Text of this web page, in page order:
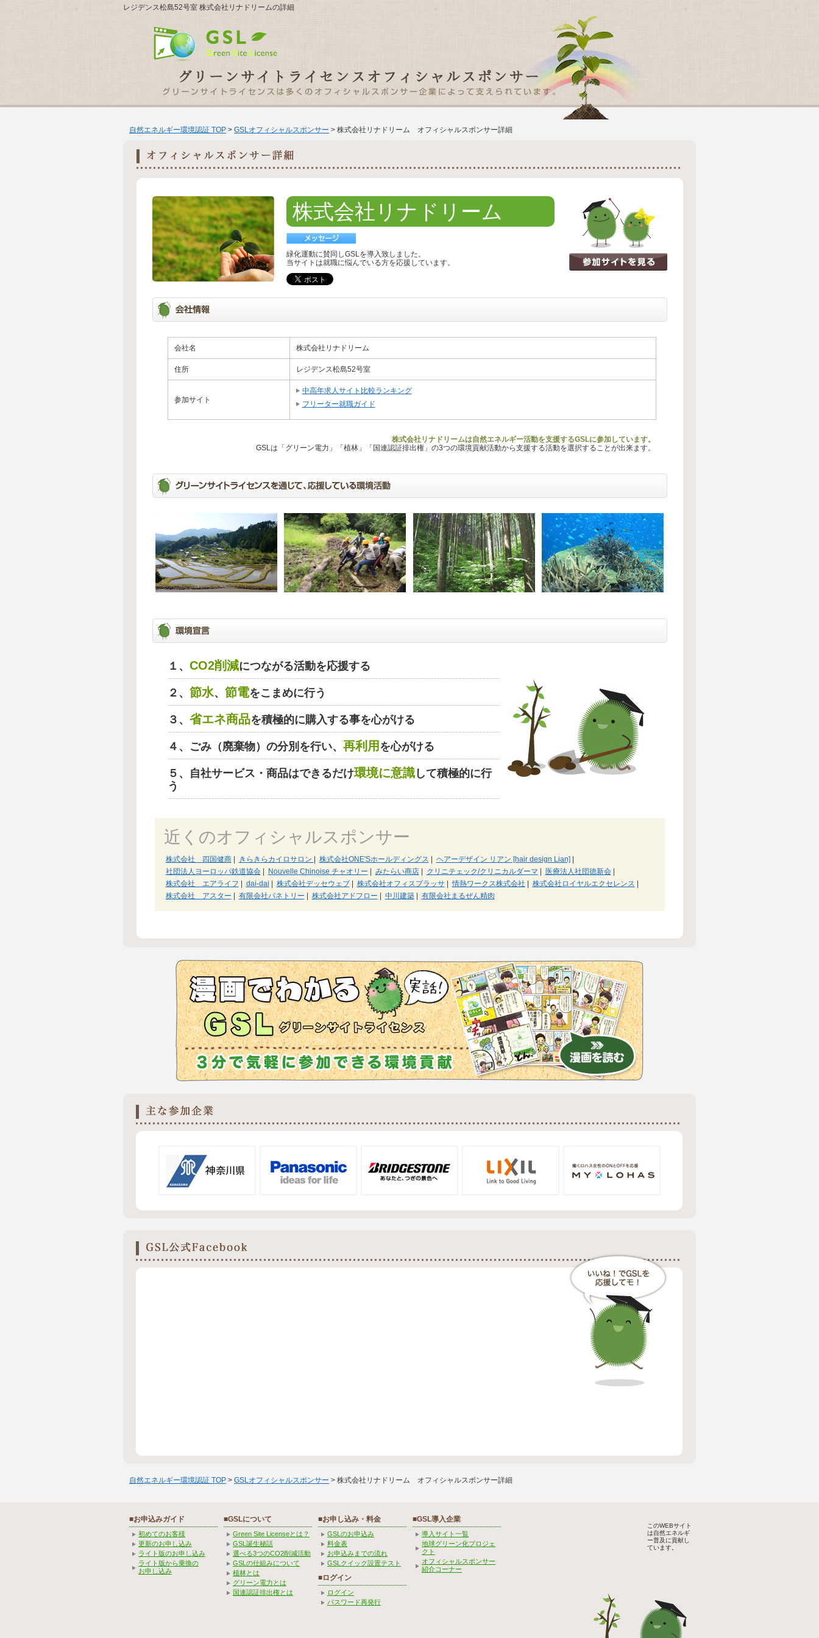
レジデンス松島52号室 株式会社リナドリームの詳細
自然エネルギー環境認証 TOP > GSLオフィシャルスポンサー > 株式会社リナドリーム オフィシャルスポンサー詳細
株式会社リナドリーム
緑化運動に賛同しGSLを導入致しました。
当サイトは就職に悩んでいる方を応援しています。
会社名 株式会社リナドリーム
住所 レジデンス松島52号室
参加サイト
中高年求人サイト比較ランキング
フリーター就職ガイド
株式会社リナドリームは自然エネルギー活動を支援するGSLに参加しています。
GSLは「グリーン電力」「植林」「国連認証排出権」の3つの環境貢献活動から支援する活動を選択することが出来ます。
１、 CO2削減につながる活動を応援する
２、 節水、 節電をこまめに行う
３、 省エネ商品を積極的に購入する事を心がける
４、ごみ（廃棄物）の分別を行い、 再利用 を心がける
５、自社サービス・商品はできるだけ環境に意識して積極的に行
う
近くのオフィシャルスポンサー
株式会社 四国健商| きらきらカイロサロン | 株式会社ONE'Sホールディングス | ヘアーデザイン リアン [hair design Lian]|
社団法人ヨーロッパ鉄道協会| Nouvelle Chinoise チャオリー | みたらい商店| クリニテェック/クリニカルダーマ | 医療法人社団徳新会|
株式会社 エアライフ | dai-dai | 株式会社デッセウェブ| 株式会社オフィスプラッサ| 情熱ワークス株式会社 | 株式会社ロイヤルエクセレンス |
株式会社 アスター | 有限会社パネトリー | 株式会社アドフロー | 中川建築| 有限会社まるぜん精肉
自然エネルギー環境認証 TOP > GSLオフィシャルスポンサー > 株式会社リナドリーム オフィシャルスポンサー詳細
■お申込みガイド
初めてのお客様
更新のお申し込み
ライト版のお申し込み
ライト版から乗換の
お申し込み
■GSLについて
Green Site Licenseとは？
GSL誕生秘話
選べる3つのCO2削減活動
GSLの仕組みについて
植林とは
グリーン電力とは
国連認証排出権とは
■お申し込み・料金
GSLのお申込み
料金表
お申込みまでの流れ
GSLクイック設置テスト
■ログイン
ログイン
パスワード再発行
■GSL導入企業
導入サイト一覧
地球グリーン化プロジェ
クト
オフィシャルスポンサー
紹介コーナー
このWEBサイト
は自然エネルギ
ー普及に貢献し
ています。